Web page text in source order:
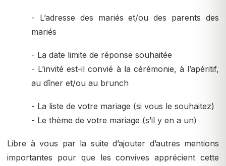
- L’adresse des mariés et/ou des parents des
mariés
- La date limite de réponse souhaitée
- L’invité est-il convié à la cérémonie, à l’apéritif,
au dîner et/ou au brunch
- La liste de votre mariage (si vous le souhaitez)
- Le thème de votre mariage (s’il y en a un)
Libre à vous par la suite d’ajouter d’autres mentions
importantes pour que les convives apprécient cette